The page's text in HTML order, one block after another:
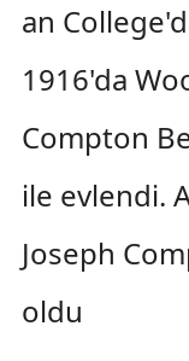
an
1916'da
Compton
ile evlendi.
Joseph
oldu